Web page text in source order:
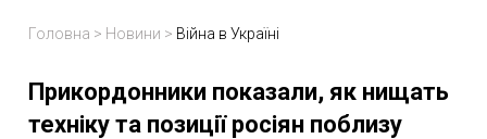
Головна > Новини > Війна в Україні
Прикордонники показали, як нищать
техніку та позиції росіян поблизу